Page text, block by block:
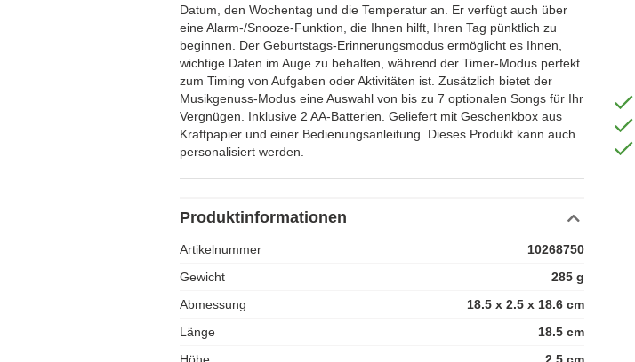
Datum, den Wochentag und die Temperatur an. Er verfügt auch über
eine Alarm-/Snooze-Funktion, die Ihnen hilft, Ihren Tag pünktlich zu
beginnen. Der Geburtstags-Erinnerungsmodus ermöglicht es Ihnen,
wichtige Daten im Auge zu behalten, während der Timer-Modus perfekt
zum Timing von Aufgaben oder Aktivitäten ist. Zusätzlich bietet der
Musikgenuss-Modus eine Auswahl von bis zu 7 optionalen Songs für Ihr
Vergnügen. Inklusive 2 AA-Batterien. Geliefert mit Geschenkbox aus
Kraftpapier und einer Bedienungsanleitung. Dieses Produkt kann auch
personalisiert werden.
Produktinformationen
Artikelnummer
10268750
Gewicht
285 g
Abmessung
18.5 x 2.5 x 18.6 cm
Länge
18.5 cm